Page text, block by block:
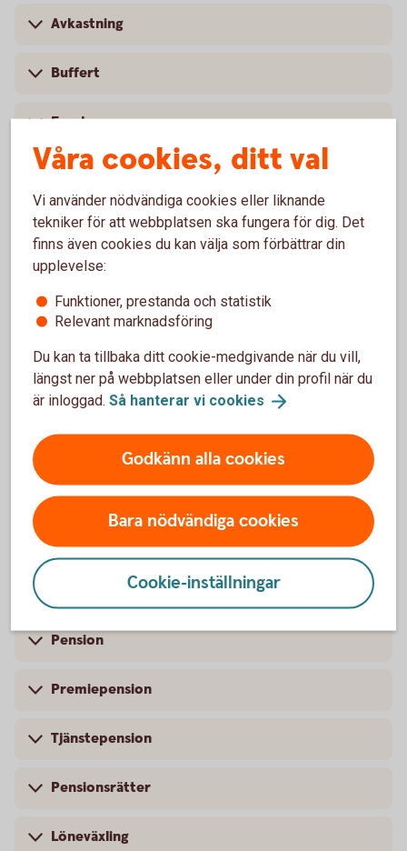
Avkastning
Buffert
Fond
Förmånstagare
Indexfond
Investeringssparkonto
Räntebärande värdepapper
Ränta-på-ränta
Pension
Pension
Premiepension
Tjänstepension
Pensionsrätter
Löneväxling
Våra cookies, ditt val
Vi använder nödvändiga cookies eller liknande
tekniker för att webbplatsen ska fungera för dig. Det
finns även cookies du kan välja som förbättrar din
upplevelse:
Funktioner, prestanda och statistik
Relevant marknadsföring
Du kan ta tillbaka ditt cookie-medgivande när du vill,
längst ner på webbplatsen eller under din profil när du
är inloggad. Så hanterar vi cookies
Godkänn alla cookies
Bara nödvändiga cookies
Cookie-inställningar